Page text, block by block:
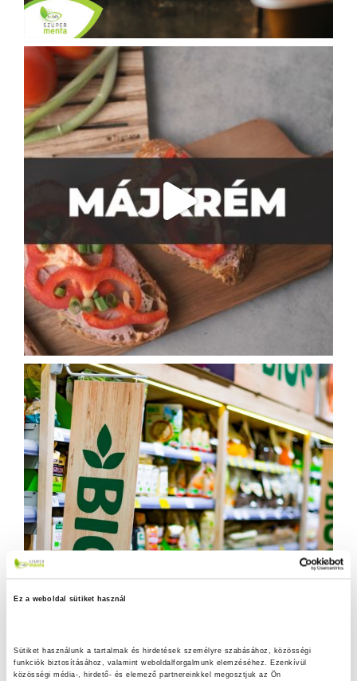
Ez a weboldal sütiket használ
Sütiket használunk a tartalmak és hirdetések személyre szabásához, közösségi
funkciók biztosításához, valamint weboldalforgalmunk elemzéséhez. Ezenkívül
közösségi média-, hirdető- és elemező partnereinkkel megosztjuk az Ön